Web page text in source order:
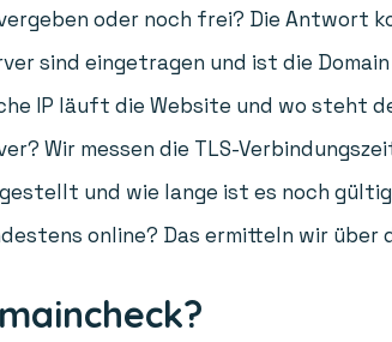
oder noch frei? Die Antwort
sind eingetragen und ist die
IP läuft die Website und wo steht
Wir messen die TLS-
und wie lange ist es noch
online? Das ermitteln wir